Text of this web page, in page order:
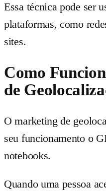
Essa técnica pode ser
plataformas, como
sites.
Como
de
O marketing de
seu funcionamento o
notebooks.
Quando uma pessoa